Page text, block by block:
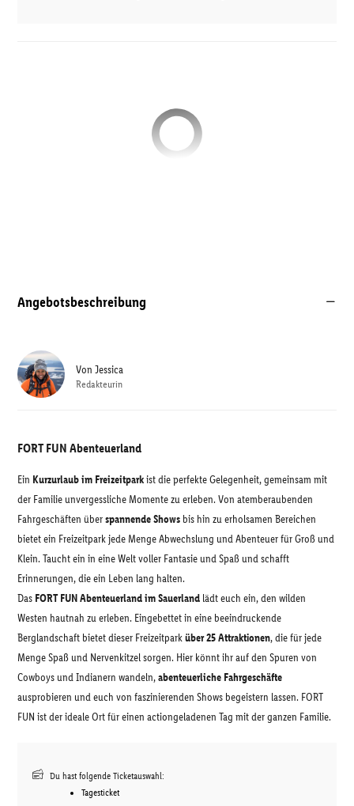
Angebotsbeschreibung
FORT FUN Abenteuerland
Ein Kurzurlaub im Freizeitparkist die perfekte Gelegenheit, gemeinsam mit
der Familie unvergessliche Momente zu erleben. Von atemberaubenden
Fahrgeschäften überspannende Shows bis hin zu erholsamen Bereichen
bietet ein Freizeitpark jede Menge Abwechslung und Abenteuer für Groß und
Klein. Taucht ein in eine Welt voller Fantasie und Spaß und schafft
Erinnerungen, die ein Leben lang halten.
Das FORT FUN Abenteuerland im Sauerland lädt euch ein, den wilden
Westen hautnah zu erleben. Eingebettet in eine beeindruckende
Berglandschaft bietet dieser Freizeitparküber 25 Attraktionen, die für jede
Menge Spaß und Nervenkitzel sorgen. Hier könnt ihr auf den Spuren von
Cowboys und Indianern wandeln,abenteuerliche Fahrgeschäfte
ausprobieren und euch von faszinierenden Shows begeistern lassen. FORT
FUN ist der ideale Ort für einen actiongeladenen Tag mit der ganzen Familie.
Du hast folgende Ticketauswahl:
Tagesticket
Von Jessica
Redakteurin